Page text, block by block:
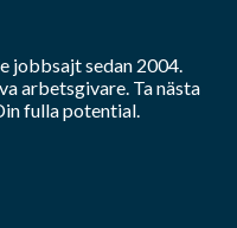
jobbsajt sedan 2004.
arbetsgivare. Ta nästa
fulla potential.